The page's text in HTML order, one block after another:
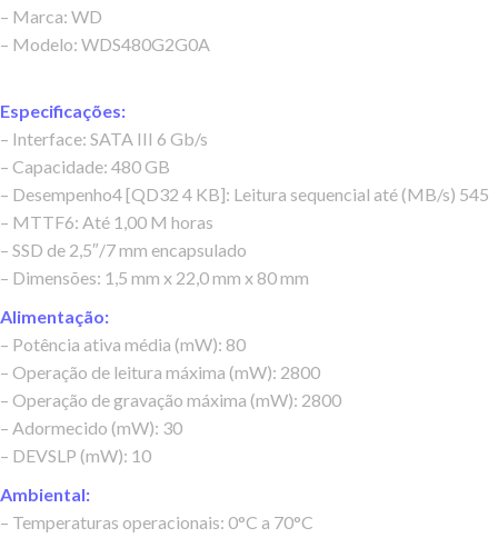
– Marca: WD
– Modelo: WDS480G2G0A
Especificações:
– Interface: SATA III 6 Gb/s
– Capacidade: 480 GB
– Desempenho4 [QD32 4 KB]: Leitura sequencial até (MB/s) 545
– MTTF6: Até 1,00 M horas
– SSD de 2,5″/7 mm encapsulado
– Dimensões: 1,5 mm x 22,0 mm x 80 mm
Alimentação:
– Potência ativa média (mW): 80
– Operação de leitura máxima (mW): 2800
– Operação de gravação máxima (mW): 2800
– Adormecido (mW): 30
– DEVSLP (mW): 10
Ambiental:
– Temperaturas operacionais: 0°C a 70°C